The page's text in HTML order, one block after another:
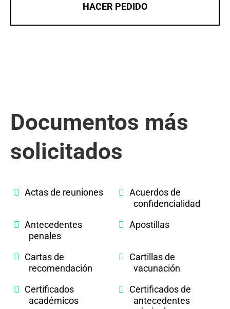
HACER PEDIDO
Documentos más
solicitados
Actas de reuniones
Acuerdos de
confidencialidad
Antecedentes
penales
Apostillas
Cartas de
recomendación
Cartillas de
vacunación
Certificados
académicos
Certificados de
antecedentes